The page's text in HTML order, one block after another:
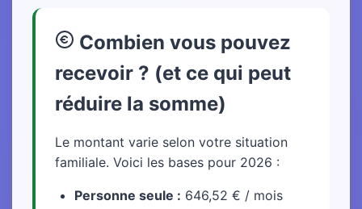
Combien vous pouvez
recevoir ? (et ce qui peut
réduire la somme)
Le montant varie selon votre situation
familiale. Voici les bases pour 2026 :
Personne seule : 646,52 € / mois